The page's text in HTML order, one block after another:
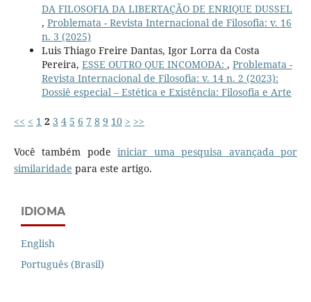
DA FILOSOFIA DA LIBERTAÇÃO DE ENRIQUE DUSSEL
, Problemata - Revista Internacional de Filosofia: v. 16
n. 3 (2025)
Luis Thiago Freire Dantas, Igor Lorra da Costa
Pereira, ESSE OUTRO QUE INCOMODA: , Problemata -
Revista Internacional de Filosofia: v. 14 n. 2 (2023):
Dossiê especial – Estética e Existência: Filosofia e Arte
<< < 1 2 3 4 5 6 7 8 9 10 > >>
Você também podeiniciar uma pesquisa avançada por
similaridade para este artigo.
IDIOMA
English
Português (Brasil)